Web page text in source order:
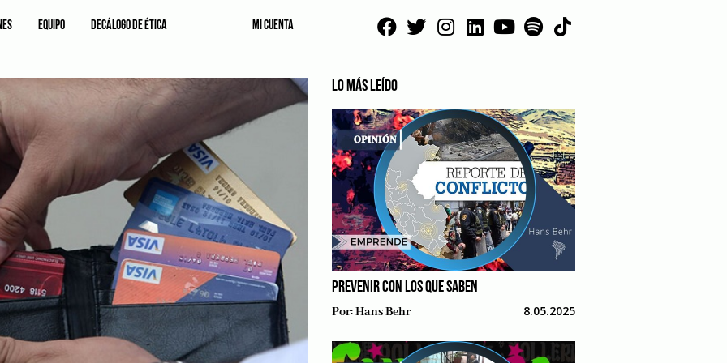
EQUIPO DECÁLOGO DE ÉTICA MI CUENTA
LO MÁS LEÍDO
PREVENIR CON LOS QUE SABEN
Por:Hans Behr 8.05.2025